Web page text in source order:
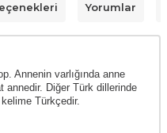
Yorumlar
Annenin varlığında anne
annedir. Diğer Türk dillerinde
Türkçedir.